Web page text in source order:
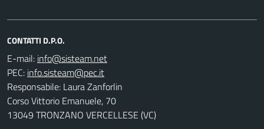
CONTATTI D.P.O.
E-mail:
PEC:
Responsabile: Laura Zanforlin
Corso Vittorio Emanuele, 70
13049 TRONZANO VERCELLESE (VC)